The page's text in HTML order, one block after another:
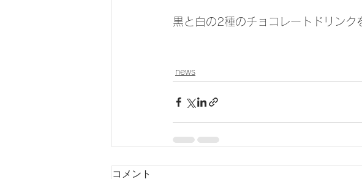
黒と白の2種のチョコレートドリン
news
コメント